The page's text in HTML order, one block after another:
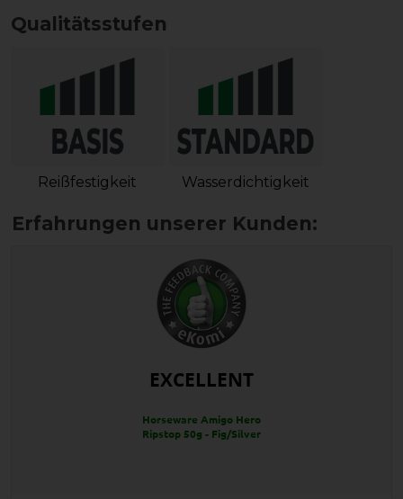
Qualitätsstufen
Reißfestigkeit Wasserdichtigkeit
EXCELLENT
Horseware Amigo Hero
Ripstop 50g - Fig/Silver